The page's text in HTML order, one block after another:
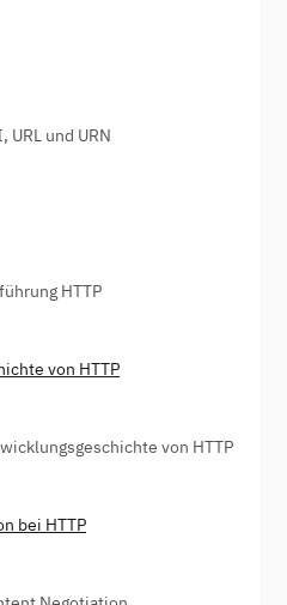
URL und URN
HTTP
von HTTP
von HTTP
bei HTTP